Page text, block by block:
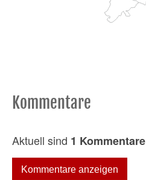
Kommentare
Aktuell sind 1 Kommentare
Kommentare anzeigen